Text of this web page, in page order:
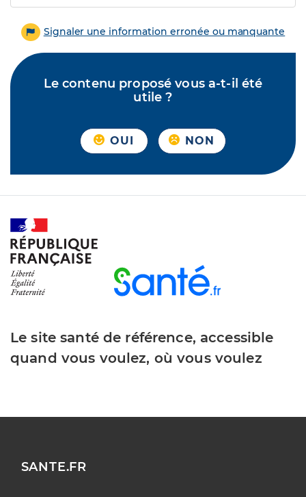
Signaler une information erronée ou manquante
Le contenu proposé vous a-t-il été
utile ?
OUI NON
Le site santé de référence, accessible
quand vous voulez, où vous voulez
SANTE.FR